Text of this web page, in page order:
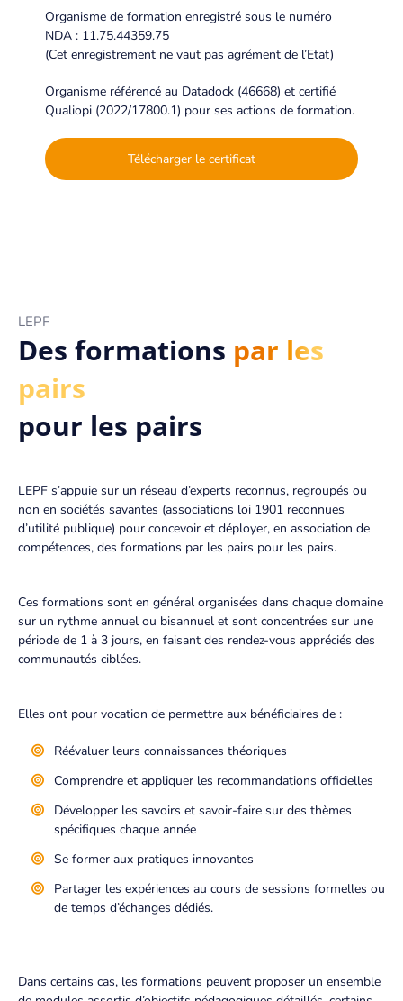
ACTUALITÉS
CALENDRIER DES CONGRÈS
GALERIE
SÉMINAIRE MANAGEMENT & PERFORMANCE 2026
CARRIÈRES
Organisme de formation enregistré sous le numéro
NDA : 11.75.44359.75
(Cet enregistrement ne vaut pas agrément de l’Etat)
Organisme référencé au Datadock (46668) et certifié
Qualiopi (2022/17800.1) pour ses actions de formation.
Télécharger le certificat
LEPF
Des formations par les
pairs
pour les pairs
LEPF s’appuie sur un réseau d’experts reconnus, regroupés ou
non en sociétés savantes (associations loi 1901 reconnues
d’utilité publique) pour concevoir et déployer, en association de
compétences, des formations par les pairs pour les pairs.
Ces formations sont en général organisées dans chaque domaine
sur un rythme annuel ou bisannuel et sont concentrées sur une
période de 1 à 3 jours, en faisant des rendez-vous appréciés des
communautés ciblées.
Elles ont pour vocation de permettre aux bénéficiaires de :
Réévaluer leurs connaissances théoriques
Comprendre et appliquer les recommandations officielles
Développer les savoirs et savoir-faire sur des thèmes
spécifiques chaque année
Se former aux pratiques innovantes
Partager les expériences au cours de sessions formelles ou
de temps d’échanges dédiés.
Dans certains cas, les formations peuvent proposer un ensemble